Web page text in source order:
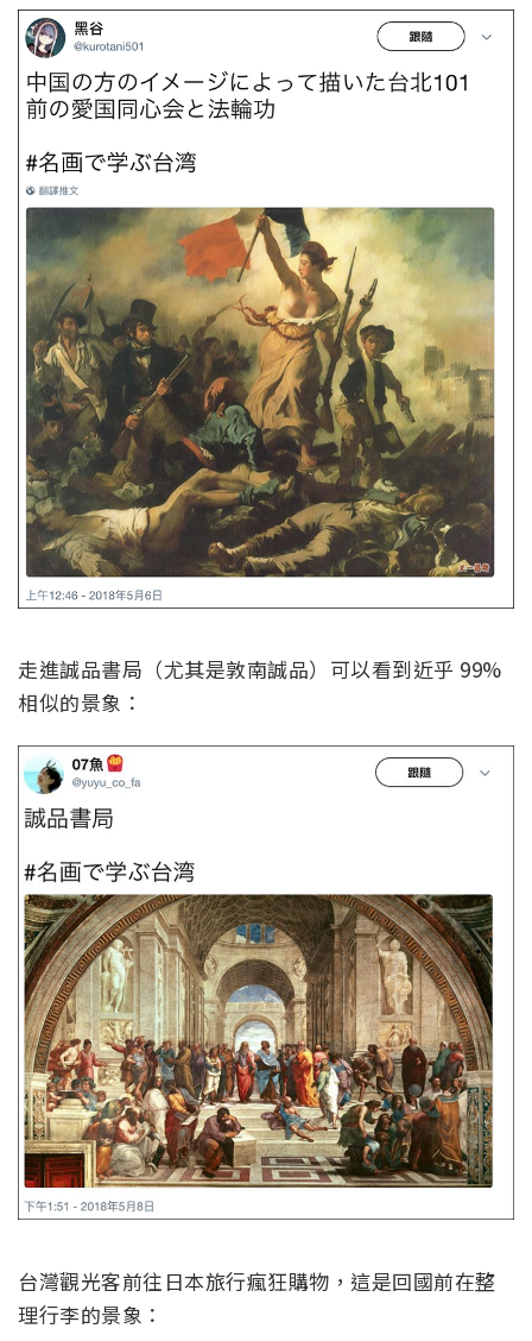
走進誠品書局（尤其是敦南誠品）可以看到近乎 99%
相似的景象：
台灣觀光客前往日本旅行瘋狂購物，這是回國前在整
理行李的景象：